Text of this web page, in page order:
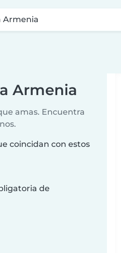
Armenia
Armenia
amas. Encuentra
coincidan con estos
de